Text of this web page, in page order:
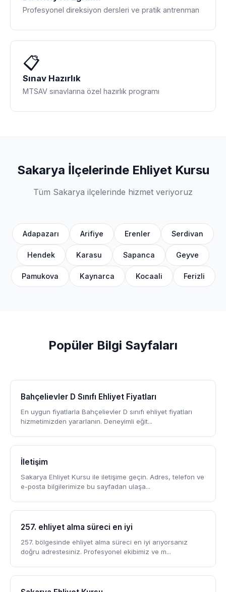
Profesyonel direksiyon dersleri ve pratik antrenman
📋
Sınav Hazırlık
MTSAV sınavlarına özel hazırlık programı
Sakarya İlçelerinde Ehliyet Kursu
Tüm Sakarya ilçelerinde hizmet veriyoruz
Adapazarı Arifiye Erenler Serdivan
Hendek Karasu Sapanca Geyve
Pamukova Kaynarca Kocaali Ferizli
Popüler Bilgi Sayfaları
Bahçelievler D Sınıfı Ehliyet Fiyatları
En uygun fiyatlarla Bahçelievler D sınıfı ehliyet fiyatları
hizmetimizden yararlanın. Deneyimli eğit...
İletişim
Sakarya Ehliyet Kursu ile iletişime geçin. Adres, telefon ve
e-posta bilgilerimize bu sayfadan ulaşa...
257. ehliyet alma süreci en iyi
257. bölgesinde ehliyet alma süreci en iyi arıyorsanız
doğru adrestesiniz. Profesyonel ekibimiz ve m...